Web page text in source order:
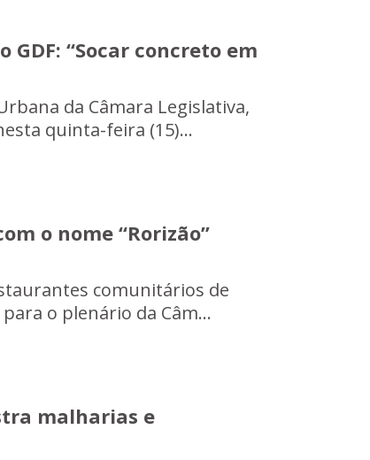
“Socar concreto em
da Câmara Legislativa,
quinta-feira (15)...
o nome “Rorizão”
comunitários de
o plenário da Câm...
malharias e